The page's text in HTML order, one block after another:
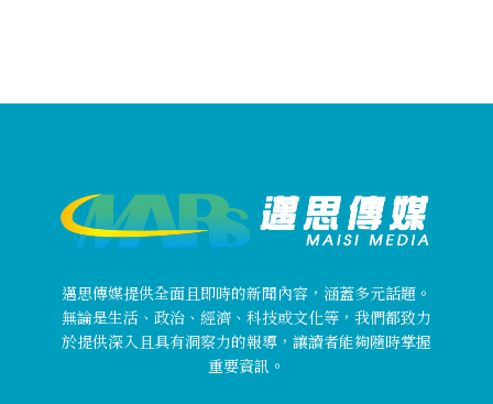
邁思傳媒提供全面且即時的新聞內容，涵蓋多元話題。
無論是生活、政治、經濟、科技或文化等，我們都致力
於提供深入且具有洞察力的報導，讓讀者能夠隨時掌握
重要資訊。